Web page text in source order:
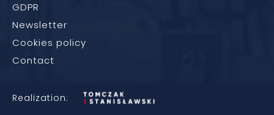
GDPR
Newsletter
Cookies policy
Contact
Realization: